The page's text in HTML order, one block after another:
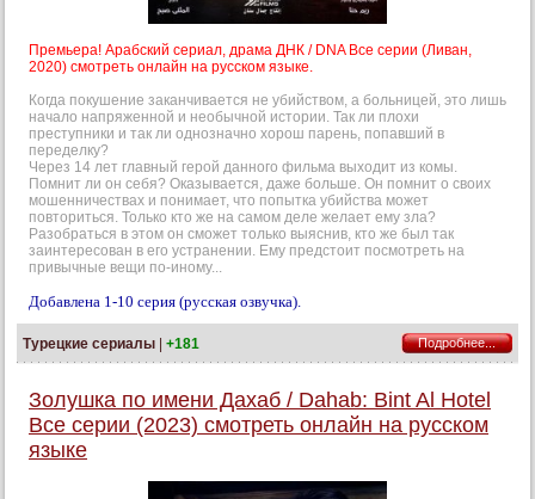
Премьера! Арабский сериал, драма ДНК / DNA Все серии (Ливан,
2020) смотреть онлайн на русском языке.
Когда покушение заканчивается не убийством, а больницей, это лишь
начало напряженной и необычной истории. Так ли плохи
преступники и так ли однозначно хорош парень, попавший в
переделку?
Через 14 лет главный герой данного фильма выходит из комы.
Помнит ли он себя? Оказывается, даже больше. Он помнит о своих
мошенничествах и понимает, что попытка убийства может
повториться. Только кто же на самом деле желает ему зла?
Разобраться в этом он сможет только выяснив, кто же был так
заинтересован в его устранении. Ему предстоит посмотреть на
привычные вещи по-иному...
Добавлена 1-10 серия (русская озвучка).
Турецкие сериалы | +181 Подробнее...
Золушка по имени Дахаб / Dahab: Bint Al Hotel
Все серии (2023) смотреть онлайн на русском
языке